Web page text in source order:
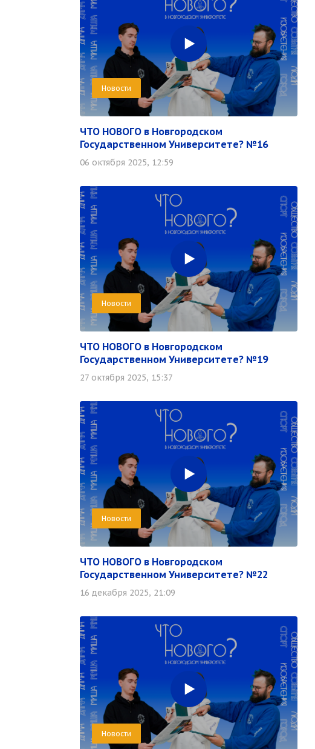
Новости
ЧТО НОВОГО в Новгородском
Государственном Университете? №16
06 октября 2025, 12:59
Новости
ЧТО НОВОГО в Новгородском
Государственном Университете? №19
27 октября 2025, 15:37
Новости
ЧТО НОВОГО в Новгородском
Государственном Университете? №22
16 декабря 2025, 21:09
Новости